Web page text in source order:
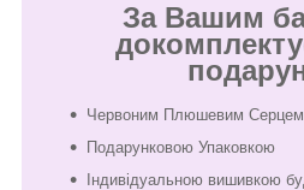
За Вашим
Червоним Плюшевим Серцем
Подарунковою Упаковкою
Індивідуальною вишивкою